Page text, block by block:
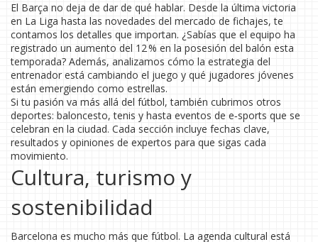
El Barça no deja de dar de qué hablar. Desde la última victoria
en La Liga hasta las novedades del mercado de fichajes, te
contamos los detalles que importan. ¿Sabías que el equipo ha
registrado un aumento del 12 % en la posesión del balón esta
temporada? Además, analizamos cómo la estrategia del
entrenador está cambiando el juego y qué jugadores jóvenes
están emergiendo como estrellas.
Si tu pasión va más allá del fútbol, también cubrimos otros
deportes: baloncesto, tenis y hasta eventos de e‑sports que se
celebran en la ciudad. Cada sección incluye fechas clave,
resultados y opiniones de expertos para que sigas cada
movimiento.
Cultura, turismo y
sostenibilidad
Barcelona es mucho más que fútbol. La agenda cultural está